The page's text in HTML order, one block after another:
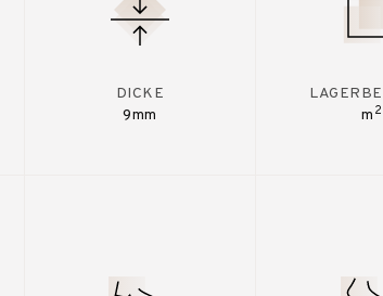
DICKE
9mm
m 2